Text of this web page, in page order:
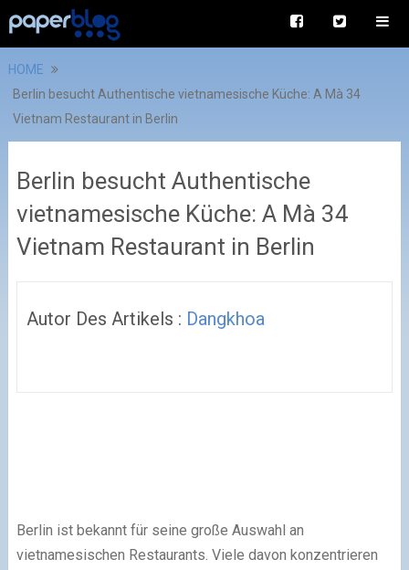
HOME
Berlin besucht Authentische vietnamesische Küche: A Mà 34
Vietnam Restaurant in Berlin
Berlin besucht Authentische
vietnamesische Küche: A Mà 34
Vietnam Restaurant in Berlin
Autor Des Artikels : Dangkhoa
Berlin ist bekannt für seine große Auswahl an
vietnamesischen Restaurants. Viele davon konzentrieren